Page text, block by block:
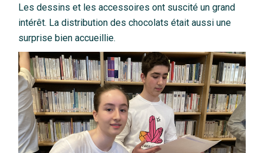
Les dessins et les accessoires ont suscité un grand
intérêt. La distribution des chocolats était aussi une
surprise bien accueillie.